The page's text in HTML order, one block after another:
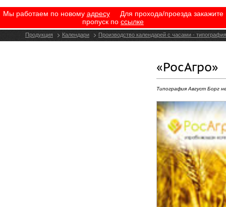
Мы работаем по новому адресу
Для прохода/проезда закажите
пропуск по ссылке
Продукция Календари Производство календарей с часами -
«РосАгро»
Типография Август Борг